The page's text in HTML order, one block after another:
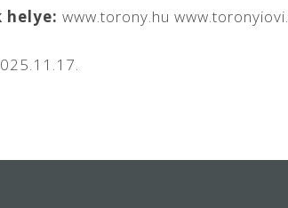
helye: www.torony.hu